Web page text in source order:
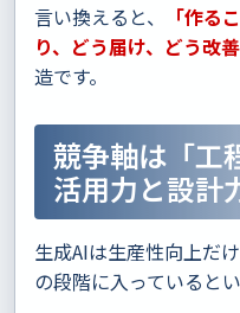
言い換えると、
「作る
り、どう届け、どう改善
造です。
競争軸は「工
活用力と設計
生成AIは生産性向上だ
の段階に入っていると